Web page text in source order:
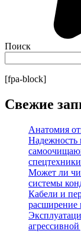
Поиск
[fpa-block]
Свежие
Анатомия
Надежность
Может ли
системы
Кабели и
расширение